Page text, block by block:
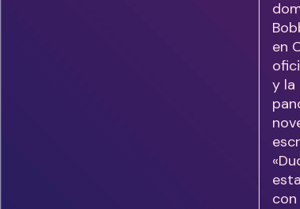
en
y la